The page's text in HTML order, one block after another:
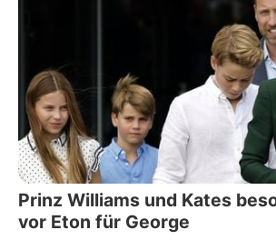
Prinz Williams und Kates
vor Eton für George